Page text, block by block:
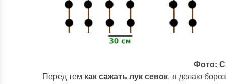
Фото:
Перед тем как сажать лук севок, я делаю